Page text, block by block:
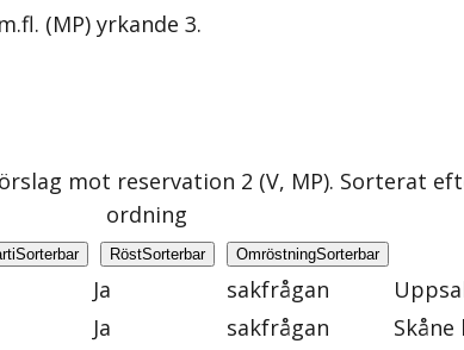
(MP) yrkande 3.
mot reservation 2 (V, MP). Sorterat
ordning
Sorterbar RöstSorterbar OmröstningSorterbar
Ja sakfrågan
Ja sakfrågan
Skåne